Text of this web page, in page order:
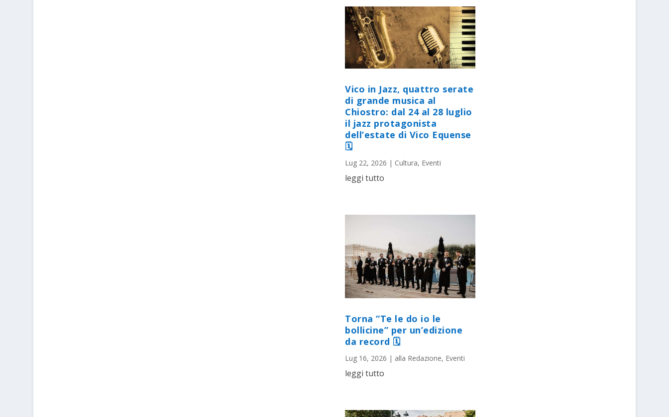
Vico in Jazz, quattro serate
di grande musica al
Chiostro: dal 24 al 28 luglio
il jazz protagonista
dell’estate di Vico Equense
🗓
Lug 22, 2026 | Cultura, Eventi
leggi tutto
Torna “Te le do io le
bollicine” per un’edizione
da record 🗓
Lug 16, 2026 | alla Redazione, Eventi
leggi tutto